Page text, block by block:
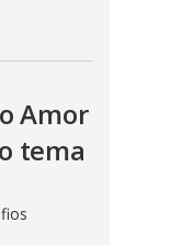
Amor
tema